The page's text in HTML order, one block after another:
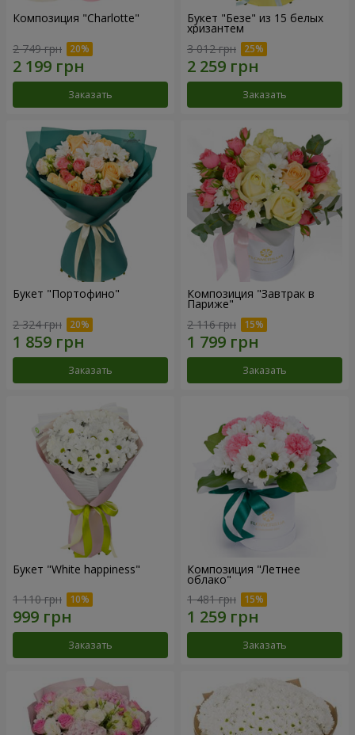
Композиция "Charlotte"
2 749 грн
Заказать
Букет "Безе" из 15 белых
хризантем
3 012 грн
Заказать
Букет "Портофино"
2 324 грн
Заказать
Композиция "Завтрак в
Париже"
2 116 грн
Заказать
Букет "White happiness"
1 110 грн
Заказать
Композиция "Летнее
облако"
1 481 грн
Заказать